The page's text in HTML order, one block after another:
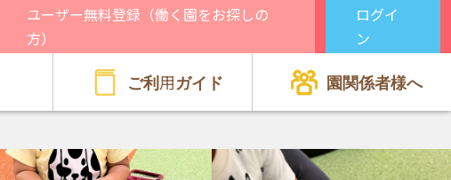
ユーザー無料登録（働く園をお探しの
方）
ログイ
ン
ご利用ガイド 園関係者様へ